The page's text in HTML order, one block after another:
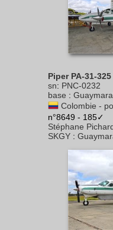
Piper PA-31-
sn: PNC-0232
base :
Colombie -
n°8649 - 185✓
Stéphane
SKGY :